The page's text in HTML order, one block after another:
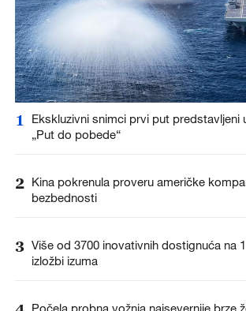
1
Ekskluzivni snimci prvi put predstavljeni
„Put do pobede“
2 Kina pokrenula proveru američke
bezbednosti
3 Više od 3700 inovativnih dostignuća na
izložbi izuma
Počela probna vožnja najsevernije brze